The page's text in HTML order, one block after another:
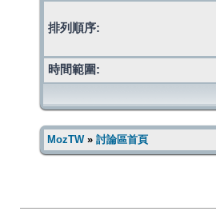
排列順序:
時間範圍:
MozTW» 討論區首頁